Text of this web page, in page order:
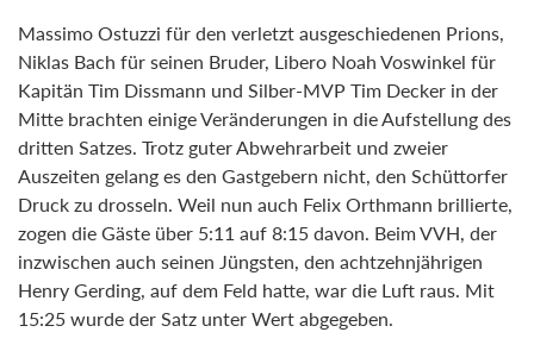
Massimo Ostuzzi für den verletzt ausgeschiedenen Prions,
Niklas Bach für seinen Bruder, Libero Noah Voswinkel für
Kapitän Tim Dissmann und Silber-MVP Tim Decker in der
Mitte brachten einige Veränderungen in die Aufstellung des
dritten Satzes. Trotz guter Abwehrarbeit und zweier
Auszeiten gelang es den Gastgebern nicht, den Schüttorfer
Druck zu drosseln. Weil nun auch Felix Orthmann brillierte,
zogen die Gäste über 5:11 auf 8:15 davon. Beim VVH, der
inzwischen auch seinen Jüngsten, den achtzehnjährigen
Henry Gerding, auf dem Feld hatte, war die Luft raus. Mit
15:25 wurde der Satz unter Wert abgegeben.